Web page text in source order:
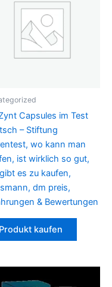
Capsules im Test
– Stiftung
wo kann man
ist wirklich so gut,
es zu kaufen,
dm preis,
& Bewertungen
Produkt kaufen